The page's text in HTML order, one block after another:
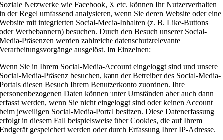
Soziale Netzwerke wie Facebook, X etc. können Ihr Nutzerverhalten
in der Regel umfassend analysieren, wenn Sie deren Website oder eine
Website mit integrierten Social-Media-Inhalten (z. B. Like-Buttons
oder Werbebannern) besuchen. Durch den Besuch unserer Social-
Media-Präsenzen werden zahlreiche datenschutzrelevante
Verarbeitungsvorgänge ausgelöst. Im Einzelnen:
Wenn Sie in Ihrem Social-Media-Account eingeloggt sind und unsere
Social-Media-Präsenz besuchen, kann der Betreiber des Social-Media-
Portals diesen Besuch Ihrem Benutzerkonto zuordnen. Ihre
personenbezogenen Daten können unter Umständen aber auch dann
erfasst werden, wenn Sie nicht eingeloggt sind oder keinen Account
beim jeweiligen Social-Media-Portal besitzen. Diese Datenerfassung
erfolgt in diesem Fall beispielsweise über Cookies, die auf Ihrem
Endgerät gespeichert werden oder durch Erfassung Ihrer IP-Adresse.